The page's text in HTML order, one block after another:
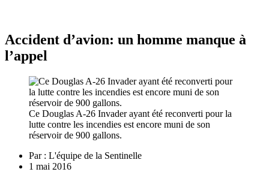
Accident d’avion: un homme manque à
l’appel
Ce Douglas A-26 Invader ayant été reconverti pour la
lutte contre les incendies est encore muni de son
réservoir de 900 gallons.
Par : L'équipe de la Sentinelle
1 mai 2016